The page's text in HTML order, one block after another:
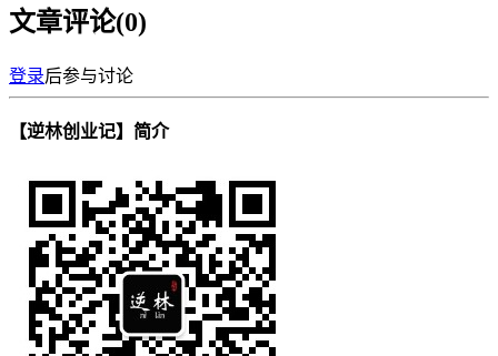
文章评论(0)
登录后参与讨论
【逆林创业记】简介